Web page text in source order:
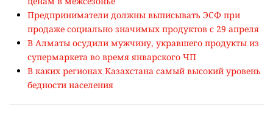
Предприниматели должны выписывать ЭСФ при
продаже социально значимых продуктов с 29 апреля
В Алматы осудили мужчину, укравшего продукты из
супермаркета во время январского ЧП
В каких регионах Казахстана самый высокий уровень
бедности населения